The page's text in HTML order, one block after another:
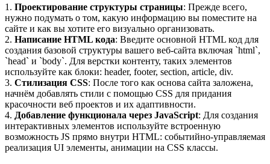
1. Проектирование структуры страницы: Прежде всего,
нужно подумать о том, какую информацию вы поместите на
сайте и как вы хотите его визуально организовать.
2. Написание HTML кода: Введите основной HTML код для
создания базовой структуры вашего веб-сайта включая `html`,
`head` и `body`. Для верстки контенту, таких элементов
используйте как блоки: header, footer, section, article, div.
3. Стилизация CSS: После того как основа сайта заложена,
начнём добавлять стили с помощью CSS для придания
красочности веб проектов и их адаптивности.
4. Добавление функционала через JavaScript: Для создания
интерактивных элементов используйте встроенную
возможность JS прямо внутри HTML: событийно-управляемая
реализация UI элементы, анимации на CSS классы.